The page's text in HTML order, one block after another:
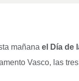
mañana el Día de
Vasco, las